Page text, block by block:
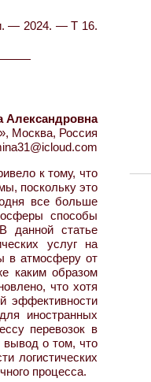
— 2024. — Т 16.
Москва, Россия
к тому, что
поскольку это
все больше
способы
данной статье
услуг на
в атмосферу от
каким образом
что хотя
эффективности
иностранных
перевозок в
вывод о том, что
логистических
процесса.